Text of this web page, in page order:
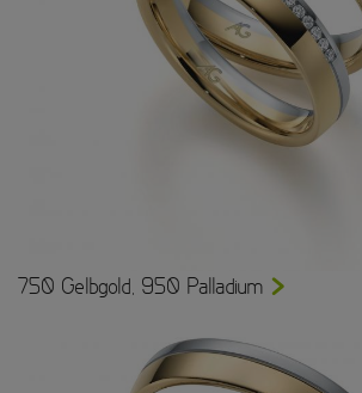
750 Gelbgold, 950 Palladium